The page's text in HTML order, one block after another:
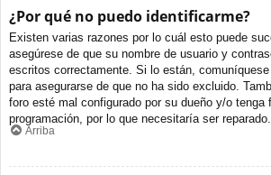
¿Por qué no puedo identificarme?
Existen varias razones por lo cuál esto puede
asegúrese de que su nombre de usuario y
escritos correctamente. Si lo están,
para asegurarse de que no ha sido excluido.
foro esté mal configurado por su dueño y/o tenga
programación, por lo que necesitaría ser reparado.
Arriba